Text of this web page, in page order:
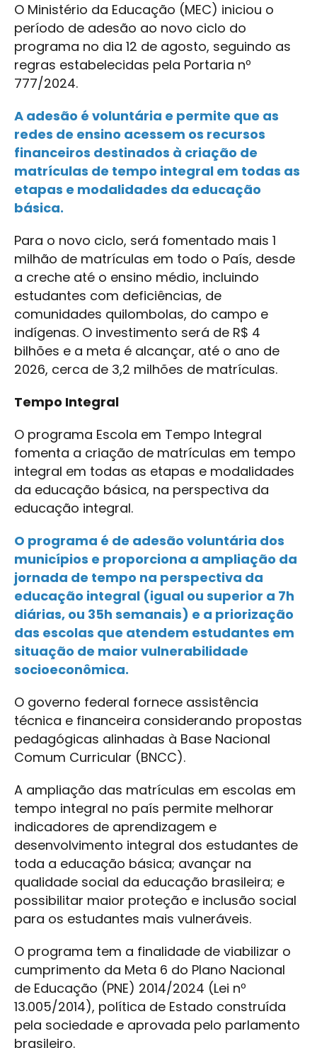
O Ministério da Educação (MEC) iniciou o
período de adesão ao novo ciclo do
programa no dia 12 de agosto, seguindo as
regras estabelecidas pela Portaria nº
777/2024.
A adesão é voluntária e permite que as
redes de ensino acessem os recursos
financeiros destinados à criação de
matrículas de tempo integral em todas as
etapas e modalidades da educação
básica.
Para o novo ciclo, será fomentado mais 1
milhão de matrículas em todo o País, desde
a creche até o ensino médio, incluindo
estudantes com deficiências, de
comunidades quilombolas, do campo e
indígenas. O investimento será de R$ 4
bilhões e a meta é alcançar, até o ano de
2026, cerca de 3,2 milhões de matrículas.
Tempo Integral
O programa Escola em Tempo Integral
fomenta a criação de matrículas em tempo
integral em todas as etapas e modalidades
da educação básica, na perspectiva da
educação integral.
O programa é de adesão voluntária dos
municípios e proporciona a ampliação da
jornada de tempo na perspectiva da
educação integral (igual ou superior a 7h
diárias, ou 35h semanais) e a priorização
das escolas que atendem estudantes em
situação de maior vulnerabilidade
socioeconômica.
O governo federal fornece assistência
técnica e financeira considerando propostas
pedagógicas alinhadas à Base Nacional
Comum Curricular (BNCC).
A ampliação das matrículas em escolas em
tempo integral no país permite melhorar
indicadores de aprendizagem e
desenvolvimento integral dos estudantes de
toda a educação básica; avançar na
qualidade social da educação brasileira; e
possibilitar maior proteção e inclusão social
para os estudantes mais vulneráveis.
O programa tem a finalidade de viabilizar o
cumprimento da Meta 6 do Plano Nacional
de Educação (PNE) 2014/2024 (Lei nº
13.005/2014), política de Estado construída
pela sociedade e aprovada pelo parlamento
brasileiro.